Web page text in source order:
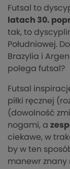
Futsal to
latach 30.
tak, to
Południowej.
Brazylia i
polega futsal?
Futsal
piłki ręcznej
(dowolność
nogami, a
ciekawe, w
by w ten
manewr znany